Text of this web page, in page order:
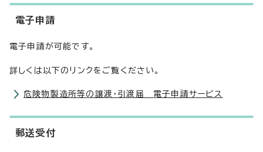
電子申請
電子申請が可能です。
詳しくは以下のリンクをご覧ください。
危険物製造所等の譲渡・引渡届 電子申請サービス
郵送受付